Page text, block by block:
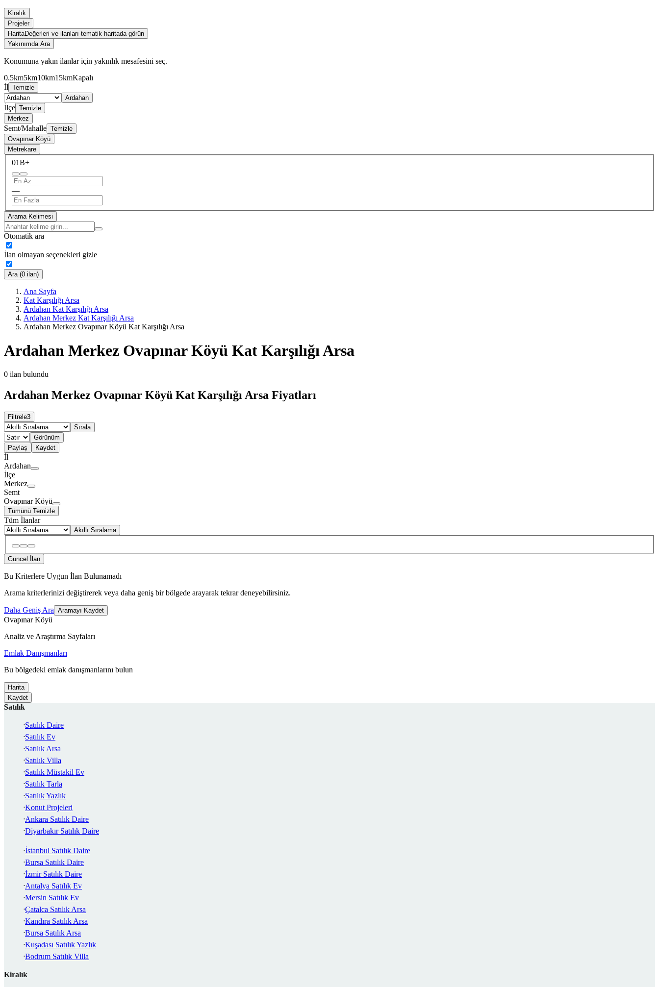
Kiralık
Projeler
HaritaDeğerleri ve ilanları tematik haritada görün
Yakınımda Ara
Konumuna yakın ilanlar için yakınlık mesafesini seç.
0.5km5km10km15kmKapalı
İl Temizle
Ardahan
İlçe Temizle
Merkez
Semt/Mahalle Temizle
Ovapınar Köyü
Metrekare
01B+
—
Arama Kelimesi
Otomatik ara
İlan olmayan seçenekleri gizle
Ara (0 ilan)
Ana Sayfa
Kat Karşılığı Arsa
Ardahan Kat Karşılığı Arsa
Ardahan Merkez Kat Karşılığı Arsa
Ardahan Merkez Ovapınar Köyü Kat Karşılığı Arsa
Ardahan Merkez Ovapınar Köyü Kat Karşılığı Arsa
0 ilan bulundu
Ardahan Merkez Ovapınar Köyü Kat Karşılığı Arsa Fiyatları
Filtrele3
Sırala
Görünüm
Paylaş
Kaydet
İl
Ardahan
İlçe
Merkez
Semt
Ovapınar Köyü
Tümünü Temizle
Tüm İlanlar
Akıllı Sıralama
Güncel İlan
Bu Kriterlere Uygun İlan Bulunamadı
Arama kriterlerinizi değiştirerek veya daha geniş bir bölgede arayarak tekrar deneyebilirsiniz.
Daha Geniş Ara Aramayı Kaydet
Ovapınar Köyü
Analiz ve Araştırma Sayfaları
Emlak Danışmanları
Bu bölgedeki emlak danışmanlarını bulun
Harita
Kaydet
Satılık
Satılık Daire
Satılık Ev
Satılık Arsa
Satılık Villa
Satılık Müstakil Ev
Satılık Tarla
Satılık Yazlık
Konut Projeleri
Ankara Satılık Daire
Diyarbakır Satılık Daire
İstanbul Satılık Daire
Bursa Satılık Daire
İzmir Satılık Daire
Antalya Satılık Ev
Mersin Satılık Ev
Çatalca Satılık Arsa
Kandıra Satılık Arsa
Bursa Satılık Arsa
Kuşadası Satılık Yazlık
Bodrum Satılık Villa
Kiralık